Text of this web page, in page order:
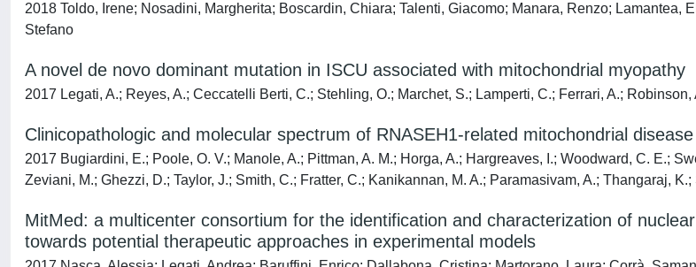
2018 Toldo, Irene; Nosadini, Margherita; Boscardin, Chiara; Talenti, Giacomo; Manara, Renzo;
Stefano
A novel de novo dominant mutation in ISCU associated with mitochondrial myopathy
2017 Legati, A.; Reyes, A.; Ceccatelli Berti, C.; Stehling, O.; Marchet, S.; Lamperti, C.; Ferrari, A.;
Clinicopathologic and molecular spectrum of RNASEH1-related mitochondrial disease
2017 Bugiardini, E.; Poole, O. V.; Manole, A.; Pittman, A. M.; Horga, A.; Hargreaves, I.; Woodward, C. E.;
Zeviani, M.; Ghezzi, D.; Taylor, J.; Smith, C.; Fratter, C.; Kanikannan, M. A.; Paramasivam, A.; Thangaraj,
MitMed: a multicenter consortium for the identification and characterization of
towards potential therapeutic approaches in experimental models